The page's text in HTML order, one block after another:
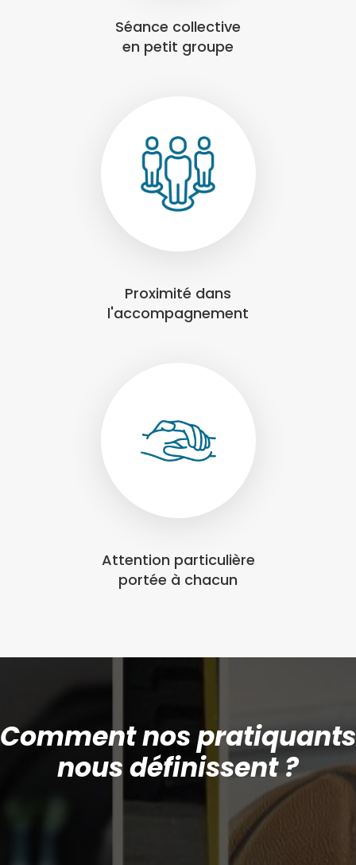
Séance collective
en petit groupe
Proximité dans
l'accompagnement
Attention particulière
portée à chacun
Comment nos pratiquants
nous définissent ?